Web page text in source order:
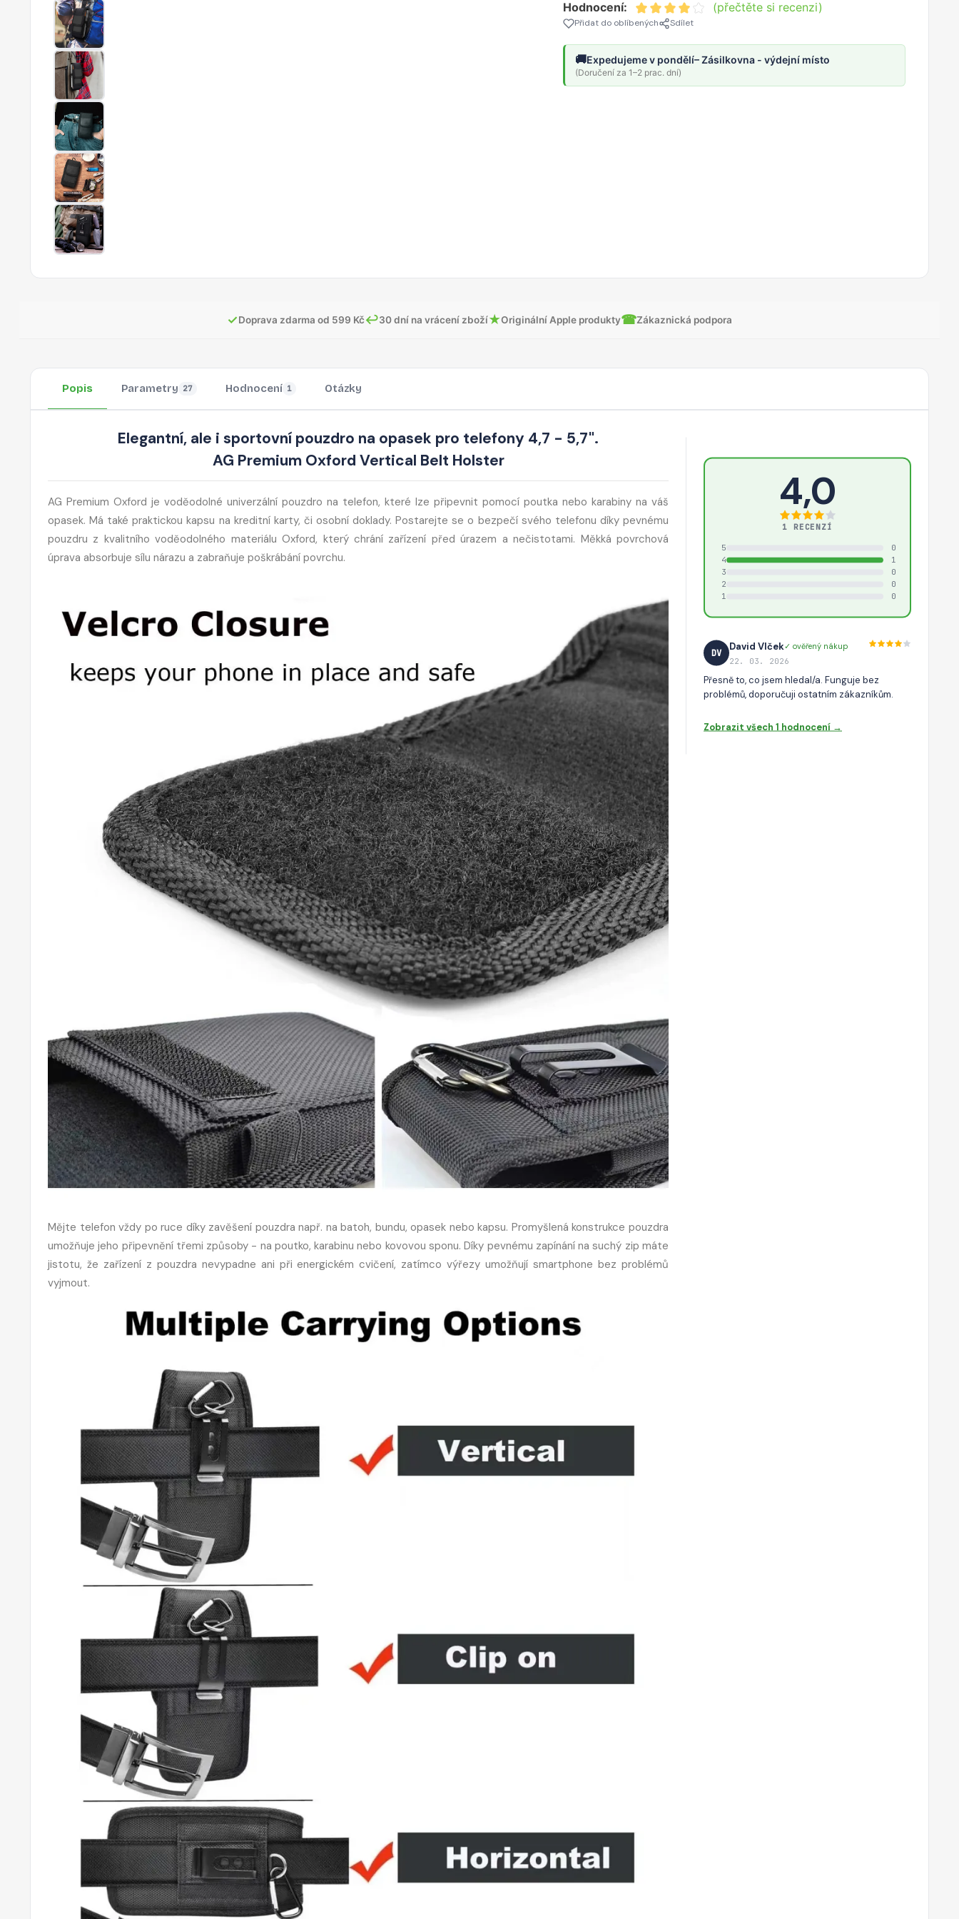
Hodnocení: (přečtěte si recenzi)
Přidat do oblíbených Sdílet
🚚Expedujeme v pondělí– Zásilkovna - výdejní místo
(Doručení za 1–2 prac. dní)
✓Doprava zdarma od 599 Kč↩30 dní na vrácení zboží★Originální Apple produkty☎Zákaznická podpora
Popis Parametry 27 Hodnocení 1 Otázky
Elegantní, ale i sportovní pouzdro na opasek pro telefony 4,7 - 5,7".
AG Premium Oxford Vertical Belt Holster
AG Premium Oxford je voděodolné univerzální pouzdro na telefon, které lze připevnit pomocí poutka nebo karabiny na váš
opasek. Má také praktickou kapsu na kreditní karty, či osobní doklady. Postarejte se o bezpečí svého telefonu díky pevnému
pouzdru z kvalitního voděodolného materiálu Oxford, který chrání zařízení před úrazem a nečistotami. Měkká povrchová
úprava absorbuje sílu nárazu a zabraňuje poškrábání povrchu.
Mějte telefon vždy po ruce díky zavěšení pouzdra např. na batoh, bundu, opasek nebo kapsu. Promyšlená konstrukce pouzdra
umožňuje jeho připevnění třemi způsoby - na poutko, karabinu nebo kovovou sponu. Díky pevnému zapínání na suchý zip máte
jistotu, že zařízení z pouzdra nevypadne ani při energickém cvičení, zatímco výřezy umožňují smartphone bez problémů
vyjmout.
4,0
1 RECENZÍ
5
0
4
1
3
0
2
0
1
0
DV
David Vlček✓ ověřený nákup
22. 03. 2026
Přesně to, co jsem hledal/a. Funguje bez
problémů, doporučuji ostatním zákazníkům.
Zobrazit všech 1 hodnocení →